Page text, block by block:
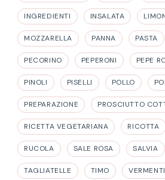
INGREDIENTI INSALATA
MOZZARELLA PANNA PASTA
PECORINO PEPERONI PEPE
PINOLI PISELLI POLLO
PREPARAZIONE PROSCIUTTO
RICETTA VEGETARIANA RICOTTA
RUCOLA SALE ROSA SALVIA
TAGLIATELLE TIMO